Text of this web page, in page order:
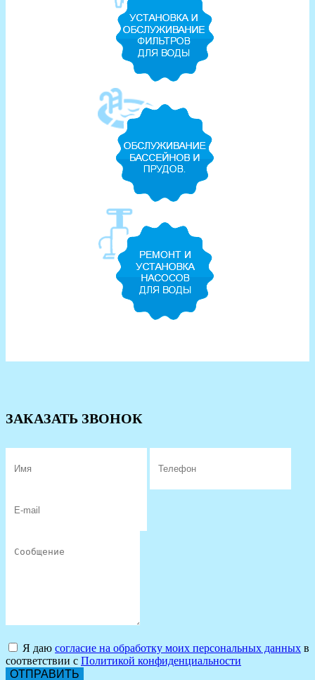
ЗАКАЗАТЬ ЗВОНОК
Я даю согласие на обработку моих персональных данных в
соответствии с Политикой конфиденциальности
ОТПРАВИТЬ